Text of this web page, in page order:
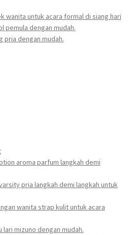
wanita untuk acara formal di siang hari
pemula dengan mudah.
pria dengan mudah.
aroma parfum langkah demi
pria langkah demi langkah untuk
wanita strap kulit untuk acara
mizuno dengan mudah.